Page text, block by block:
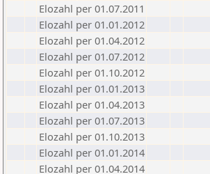
Elozahl per 01.07.2011
Elozahl per 01.01.2012
Elozahl per 01.04.2012
Elozahl per 01.07.2012
Elozahl per 01.10.2012
Elozahl per 01.01.2013
Elozahl per 01.04.2013
Elozahl per 01.07.2013
Elozahl per 01.10.2013
Elozahl per 01.01.2014
Elozahl per 01.04.2014